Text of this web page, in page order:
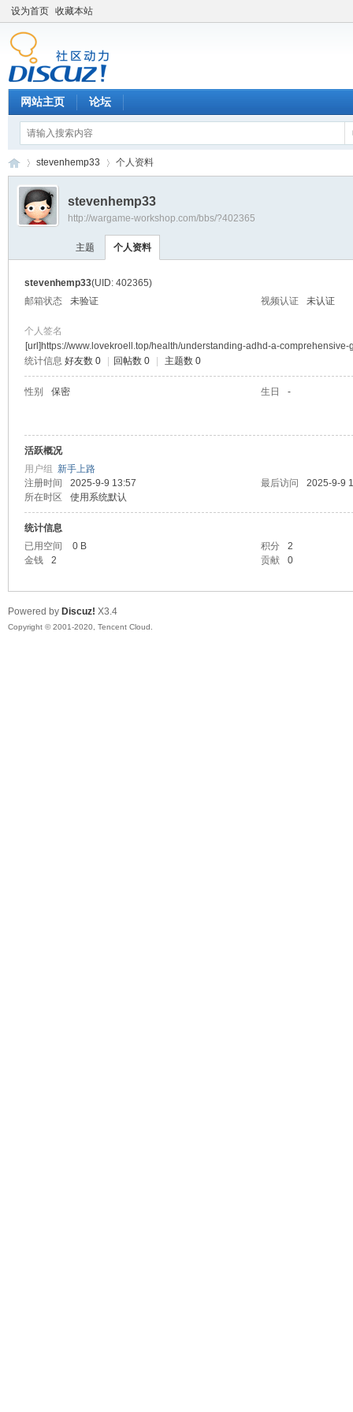
设为首页 收藏本站
网站主页 论坛
›
stevenhemp33 个人资料
stevenhemp33
http://wargame-workshop.com/bbs/?402365
主题 个人资料
stevenhemp33(UID: 402365)
邮箱状态
未验证 视频认证 未认证
个人签名
[url]https://www.lovekroell.top/health/understanding-adhd-a-comprehensive-
统计信息 好友数 0 回帖数 0 主题数 0
性别 保密 生日 -
活跃概况
用户组 新手上路
注册时间
2025-9-9 13:57 最后访问
2025-9-9
所在时区
使用系统默认
统计信息
已用空间
0 B 积分
2
金钱
2 贡献 0
Powered by Discuz! X3.4
Copyright © 2001-2020, Tencent Cloud.